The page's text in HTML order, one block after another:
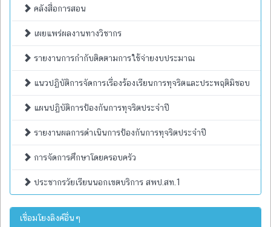
คลังสื่อการสอน
เผยแพร่ผลงานทางวิชากร
รายงานการกำกับติดตามการใช้จ่ายงบประมาณ
แนวปฏิบัติการจัดการเรื่องร้องเรียนการทุจริตและประพฤติมิชอบ
แผนปฏิบัติการป้องกันการทุจริตประจำปี
รายงานผลการดำเนินการป้องกันการทุจริตประจำปี
การจัดการศึกษาโดยครอบครัว
ประชากรวัยเรียนนอกเขตบริการ สพป.สท.1
เชื่อมโยงลิงค์อื่นๆ